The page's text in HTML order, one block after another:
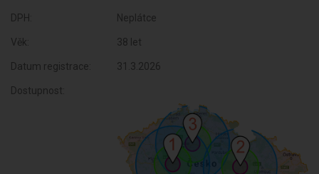
DPH: Neplátce
Věk: 38 let
Datum registrace: 31.3.2026
Dostupnost: